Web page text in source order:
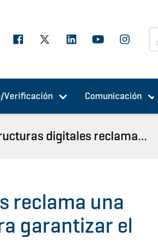
Verificación Comunicación
digitales reclama...
reclama una
garantizar el